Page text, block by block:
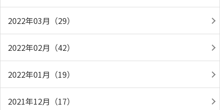
2022年03月（29）
2022年02月（42）
2022年01月（19）
2021年12月（17）